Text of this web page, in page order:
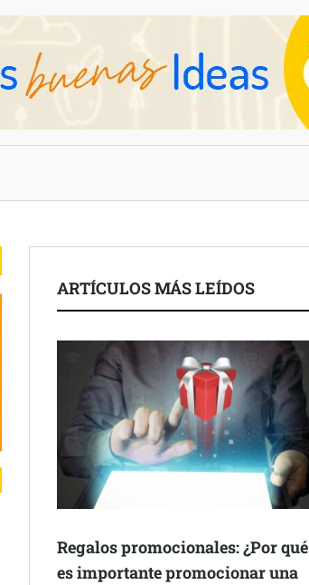
ARTÍCULOS MÁS LEÍDOS
Regalos promocionales: ¿Por qué
es importante promocionar una